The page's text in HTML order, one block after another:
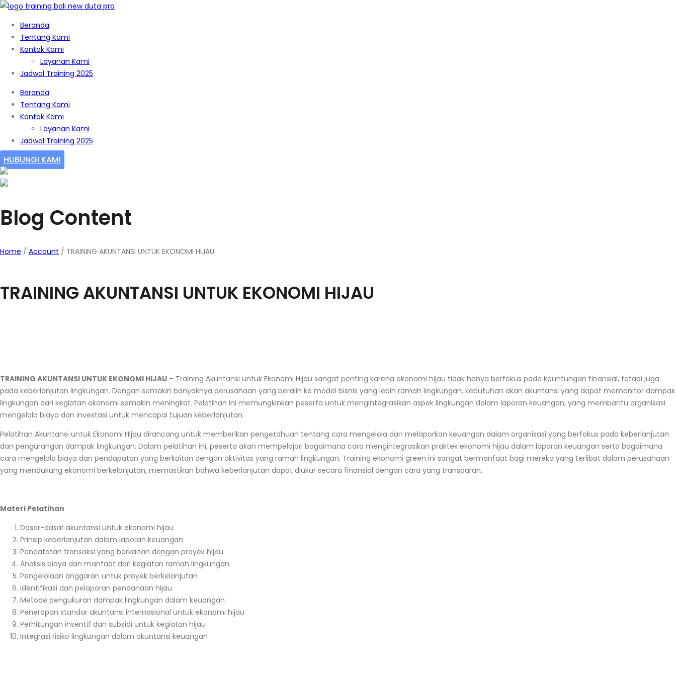
Beranda
Tentang Kami
Kontak Kami
Layanan Kami
Jadwal Training 2025
Beranda
Tentang Kami
Kontak Kami
Layanan Kami
Jadwal Training 2025
HUBUNGI KAMI
Blog Content
Home / Account / TRAINING AKUNTANSI UNTUK EKONOMI HIJAU
TRAINING AKUNTANSI UNTUK EKONOMI HIJAU
TRAINING AKUNTANSI UNTUK EKONOMI HIJAU – Training Akuntansi untuk Ekonomi Hijau sangat penting karena ekonomi hijau tidak hanya berfokus pada keuntungan finansial, tetapi juga
pada keberlanjutan lingkungan. Dengan semakin banyaknya perusahaan yang beralih ke model bisnis yang lebih ramah lingkungan, kebutuhan akan akuntansi yang dapat memonitor dampak
lingkungan dari kegiatan ekonomi semakin meningkat. Pelatihan ini memungkinkan peserta untuk mengintegrasikan aspek lingkungan dalam laporan keuangan, yang membantu organisasi
mengelola biaya dan investasi untuk mencapai tujuan keberlanjutan.
Pelatihan Akuntansi untuk Ekonomi Hijau dirancang untuk memberikan pengetahuan tentang cara mengelola dan melaporkan keuangan dalam organisasi yang berfokus pada keberlanjutan
dan pengurangan dampak lingkungan. Dalam pelatihan ini, peserta akan mempelajari bagaimana cara mengintegrasikan praktek ekonomi hijau dalam laporan keuangan serta bagaimana
cara mengelola biaya dan pendapatan yang berkaitan dengan aktivitas yang ramah lingkungan. Training ekonomi green ini sangat bermanfaat bagi mereka yang terlibat dalam perusahaan
yang mendukung ekonomi berkelanjutan, memastikan bahwa keberlanjutan dapat diukur secara finansial dengan cara yang transparan.
Materi Pelatihan
Dasar-dasar akuntansi untuk ekonomi hijau
Prinsip keberlanjutan dalam laporan keuangan
Pencatatan transaksi yang berkaitan dengan proyek hijau
Analisis biaya dan manfaat dari kegiatan ramah lingkungan
Pengelolaan anggaran untuk proyek berkelanjutan
Identifikasi dan pelaporan pendanaan hijau
Metode pengukuran dampak lingkungan dalam keuangan
Penerapan standar akuntansi internasional untuk ekonomi hijau
Perhitungan insentif dan subsidi untuk kegiatan hijau
Integrasi risiko lingkungan dalam akuntansi keuangan